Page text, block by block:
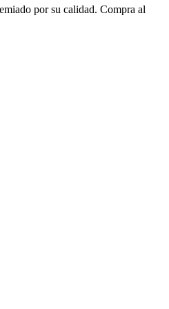
por su calidad. Compra al